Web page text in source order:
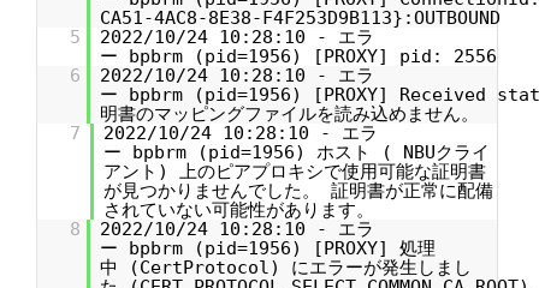
CA51-4AC8-8E38-F4F253D9B113}:OUTBOUND
5
2022/10/24 10:28:10 - エラ
ー bpbrm (pid=1956) [PROXY] pid: 2556
6
2022/10/24 10:28:10 - エラ
ー bpbrm (pid=1956) [PROXY] Received
明書のマッピングファイルを読み込めません。
7
2022/10/24 10:28:10 - エラ
ー bpbrm (pid=1956) ホスト ( NBUクライ
アント) 上のピアプロキシで使用可能な証明書
が見つかりませんでした。 証明書が正常に配備
されていない可能性があります。
8
2022/10/24 10:28:10 - エラ
ー bpbrm (pid=1956) [PROXY] 処理
中 (CertProtocol) にエラーが発生しまし